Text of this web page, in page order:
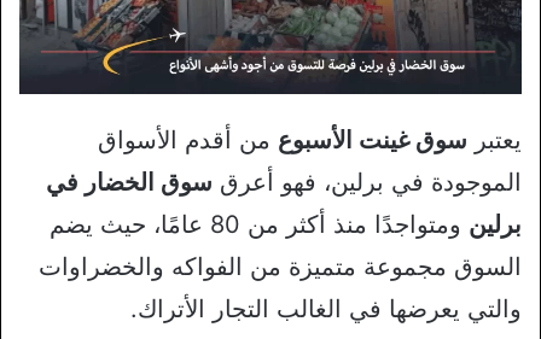
يعتبر سوق غينت الأسبوع من أقدم الأسواق
الموجودة في برلين، فهو أعرق سوق الخضار في
برلين
ومتواجدًا منذ أكثر من 80 عامًا، حيث يضم
السوق مجموعة متميزة من الفواكه والخضراوات
والتي يعرضها في الغالب التجار الأتراك.